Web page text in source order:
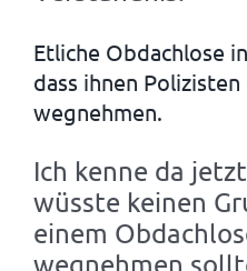
Etliche Obdachlose
dass ihnen Polizisten
wegnehmen.
Ich kenne da
wüsste keinen
einem
wegnehmen